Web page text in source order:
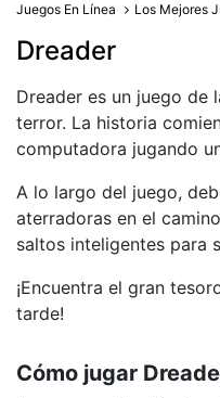
Juegos En Línea Los Mejores
Dreader
Dreader es un juego de
terror. La historia
computadora jugando
A lo largo del juego,
aterradoras en el
saltos inteligentes para
¡Encuentra el gran
tarde!
Cómo jugar